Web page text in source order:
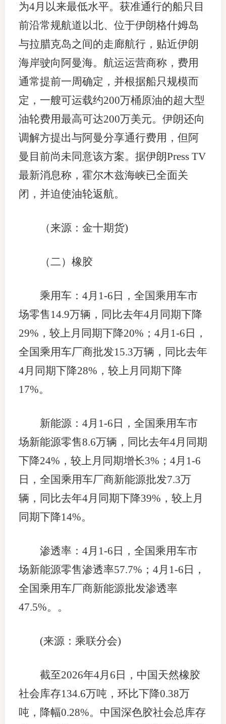
为4月以来最低水平。获准通行的船只目
前沿常规航道以北、位于伊朗格什姆岛
与拉腊克岛之间的走廊航行，贴近伊朗
海岸驶向阿曼海。航运运营商称，费用
通常提前一周确定，并根据船只规模而
定，一艘可运载约200万桶原油的超大型
油轮费用最高可达200万美元。伊朗还向
调解方提出与阿曼分享通行费用，但阿
曼目前尚未同意该方案。据伊朗Press TV
最新消息称，霍尔木兹海峡已全面关
闭，并迫使油轮返航。
（来源：金十期货)
（二）橡胶
乘用车：4月1-6日，全国乘用车市
场零售14.9万辆，同比去年4月同期下降
29%，较上月同期下降20%；4月1-6日，
全国乘用车厂商批发15.3万辆，同比去年
4月同期下降28%，较上月同期下降
17%。
新能源：4月1-6日，全国乘用车市
场新能源零售8.6万辆，同比去年4月同期
下降24%，较上月同期增长3%；4月1-6
日，全国乘用车厂商新能源批发7.3万
辆，同比去年4月同期下降39%，较上月
同期下降14%。
渗透率：4月1-6日，全国乘用车市
场新能源零售渗透率57.7%；4月1-6日，
全国乘用车厂商新能源批发渗透率
47.5%。。
(来源：乘联分会)
截至2026年4月6日，中国天然橡胶
社会库存134.6万吨，环比下降0.38万
吨，降幅0.28%。中国深色胶社会总库存